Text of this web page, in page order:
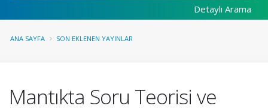
Detaylı Arama
ANA SAYFA SON EKLENEN YAYINLAR
Mantıkta Soru Teorisi ve